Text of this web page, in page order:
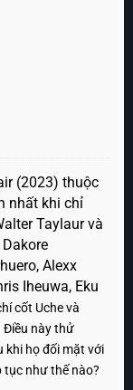
(2023) thuộc
nhất khi chỉ
Taylaur và
Alexx
Iheuwa, Eku
cốt Uche và
Điều này thử
khi họ đối mặt với
tục như thế nào?